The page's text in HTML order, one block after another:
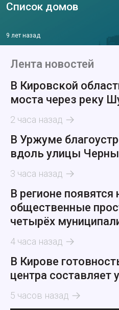
Список домов
9 лет назад
Лента новостей
В Кировской
моста через реку
2 часа назад
В Уржуме
вдоль улицы
3 часа назад
В регионе
общественные
четырёх
4 часа назад
В Кирове
центра составляет
5 часов назад